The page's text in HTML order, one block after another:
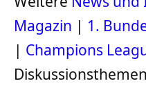
Magazin | 1.
| Champions